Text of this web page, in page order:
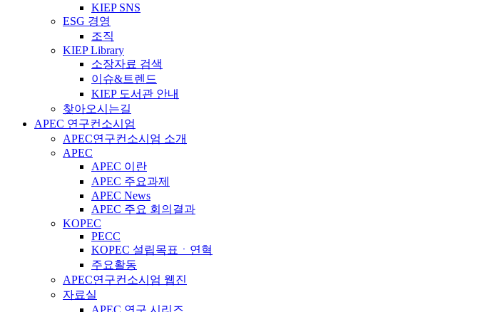
KIEP SNS
ESG 경영
조직
KIEP Library
소장자료 검색
이슈&트렌드
KIEP 도서관 안내
찾아오시는길
APEC 연구컨소시엄
APEC연구컨소시엄 소개
APEC
APEC 이란
APEC 주요과제
APEC News
APEC 주요 회의결과
KOPEC
PECC
KOPEC 설립목표ㆍ연혁
주요활동
APEC연구컨소시엄 웹진
자료실
APEC 연구 시리즈